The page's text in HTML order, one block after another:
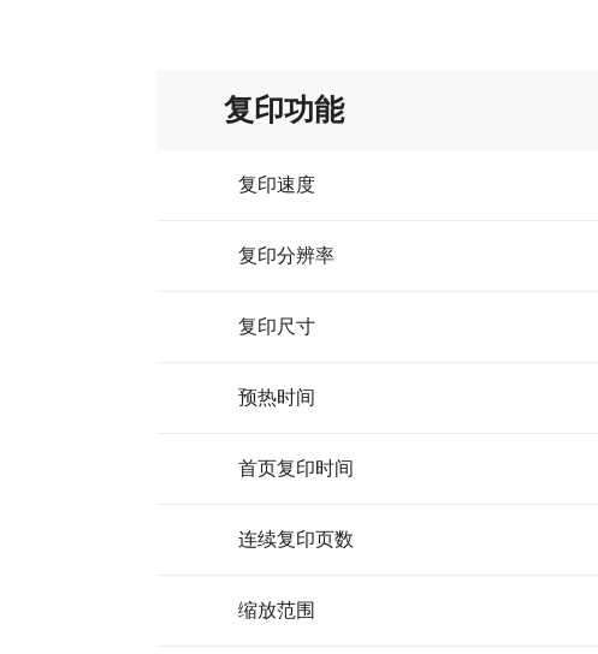
复印功能
复印速度
复印分辨率
复印尺寸
预热时间
首页复印时间
连续复印页数
缩放范围